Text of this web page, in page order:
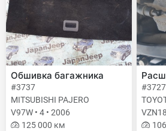
Обшивка багажника
#3737
MITSUBISHI PAJERO
V97W • 4 • 2006
125 000 км
#3727